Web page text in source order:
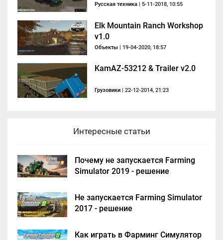
Русская техника | 5-11-2018, 10:55
Elk Mountain Ranch Workshop
v1.0
Объекты | 19-04-2020, 18:57
KamAZ-53212 & Trailer v2.0
Грузовики | 22-12-2014, 21:23
Интересные статьи
Почему не запускается Farming
Simulator 2019 - решение
Не запускается Farming Simulator
2017 - решение
Как играть в Фарминг Симулятор